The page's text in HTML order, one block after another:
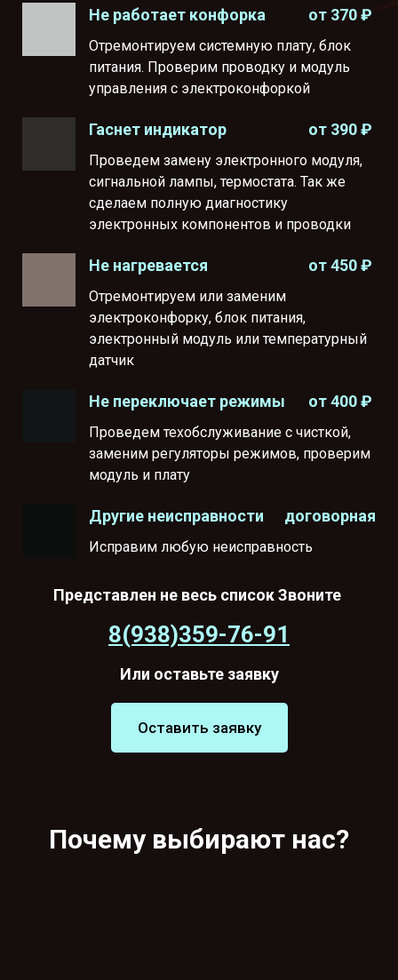
Не работает конфорка от 370 ₽
Отремонтируем системную плату, блок
питания. Проверим проводку и модуль
управления с электроконфоркой
Гаснет индикатор от 390 ₽
Проведем замену электронного модуля,
сигнальной лампы, термостата. Так же
сделаем полную диагностику
электронных компонентов и проводки
Не нагревается от 450 ₽
Отремонтируем или заменим
электроконфорку, блок питания,
электронный модуль или температурный
датчик
Не переключает режимы от 400 ₽
Проведем техобслуживание с чисткой,
заменим регуляторы режимов, проверим
модуль и плату
Другие неисправности договорная
Исправим любую неисправность
Представлен не весь список Звоните
8(938)359-76-91
Или оставьте заявку
Оставить заявку
Почему выбирают нас?